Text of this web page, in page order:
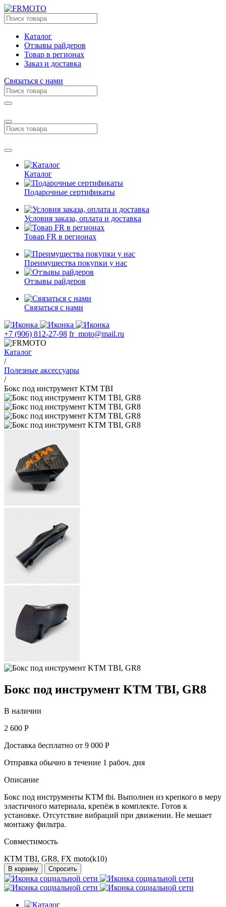
Каталог
Отзывы райдеров
Товар в регионах
Заказ и доставка
Связаться с нами
Каталог
Подарочные сертификаты
Условия заказа, оплата и доставка
Товар FR в регионах
Преимущества покупки у нас
Отзывы райдеров
Связаться с нами
+7 (906) 812-27-98 fr_moto@mail.ru
Каталог
/
Полезные аксессуары
/
Бокс под инструмент KTM TBI
Бокс под инструмент KTM TBI, GR8
В наличии
2 600 Р
Доставка бесплатно от 9 000 Р
Отправка обычно в течение 1 рабоч. дня
Описание
Бокс под инструменты KTM tbi. Выполнен из крепкого в меру
эластичного материала, крепёж в комплекте. Готов к
установке. Отсутствие вибраций при движении. Не мешает
монтажу фильтра.
Совместимость
KTM TBI, GR8, FX moto(k10)
В корзину Спросить